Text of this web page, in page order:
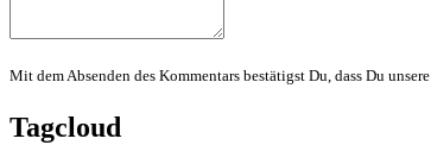
Mit dem Absenden des Kommentars bestätigst Du, dass Du unsere
Tagcloud